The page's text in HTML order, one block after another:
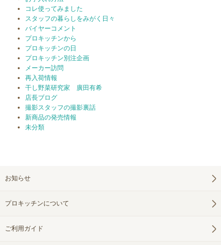
コレ使ってみました
スタッフの暮らしをみがく日々
バイヤーコメント
プロキッチンから
プロキッチンの日
プロキッチン別注企画
メーカー訪問
再入荷情報
干し野菜研究家 廣田有希
店長ブログ
撮影スタッフの撮影裏話
新商品の発売情報
未分類
お知らせ
プロキッチンについて
ご利用ガイド